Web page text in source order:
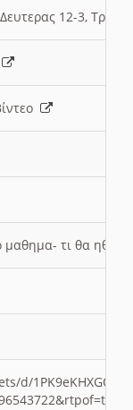
12-3,
μαθημα- τι θα
d/